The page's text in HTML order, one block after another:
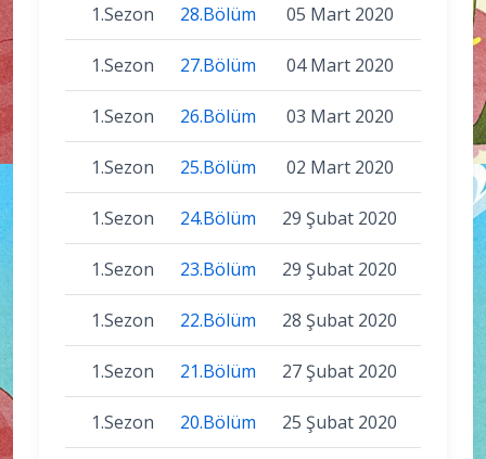
1.Sezon 28.Bölüm 05 Mart 2020
1.Sezon 27.Bölüm 04 Mart 2020
1.Sezon 26.Bölüm 03 Mart 2020
1.Sezon 25.Bölüm 02 Mart 2020
1.Sezon 24.Bölüm 29 Şubat 2020
1.Sezon 23.Bölüm 29 Şubat 2020
1.Sezon 22.Bölüm 28 Şubat 2020
1.Sezon 21.Bölüm 27 Şubat 2020
1.Sezon 20.Bölüm 25 Şubat 2020